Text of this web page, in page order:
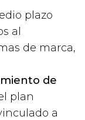
plazo
al
de marca,
de
plan
a